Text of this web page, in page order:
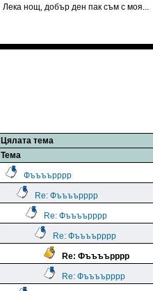
Лека нощ, добър ден пак съм с моя...
Цялата тема
Тема
Фъъъърррр
Re: Фъъъърррр
Re: Фъъъърррр
Re: Фъъъърррр
Re: Фъъъърррр
Re: Фъъъърррр